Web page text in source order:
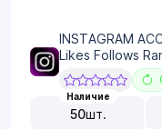
INSTAGRAM
Likes Follows
Наличие
50шт.